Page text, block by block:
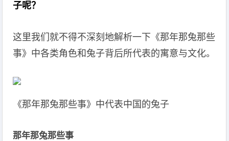
子呢？
这里我们就不得不深刻地解析一下《那年那兔那些
事》中各类角色和兔子背后所代表的寓意与文化。
《那年那兔那些事》中代表中国的兔子
那年那兔那些事